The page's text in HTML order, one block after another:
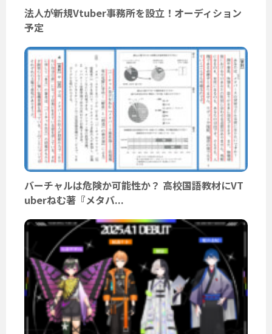
法人が新規Vtuber事務所を設立！オーディション
予定
バーチャルは危険か可能性か？ 高校国語教材にVT
uberねむ著『メタバ...